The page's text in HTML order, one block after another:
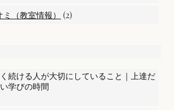
（教室情報） (2)
続ける人が大切にしていること｜上達だ
学びの時間